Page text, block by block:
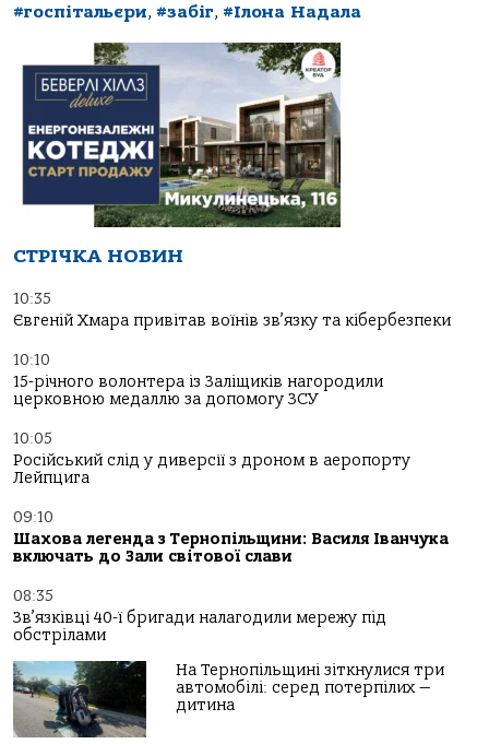
#госпітальєри, #забіг, #Ілона Надала
СТРІЧКА НОВИН
10:35
Євгеній Хмара привітав воїнів зв’язку та кібербезпеки
10:10
15-річного волонтера із Заліщиків нагородили
церковною медаллю за допомогу ЗСУ
10:05
Російський слід у диверсії з дроном в аеропорту
Лейпцига
09:10
Шахова легенда з Тернопільщини: Василя Іванчука
включать до Зали світової слави
08:35
Зв’язківці 40-ї бригади налагодили мережу під
обстрілами
На Тернопільщині зіткнулися три
автомобілі: серед потерпілих —
дитина